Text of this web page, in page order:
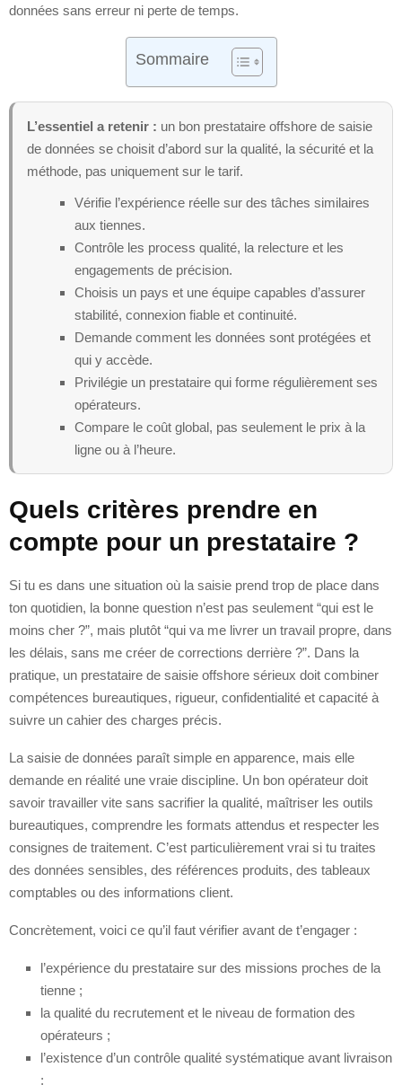
données sans erreur ni perte de temps.
Sommaire
L’essentiel a retenir : un bon prestataire offshore de saisie
de données se choisit d’abord sur la qualité, la sécurité et la
méthode, pas uniquement sur le tarif.
Vérifie l’expérience réelle sur des tâches similaires
aux tiennes.
Contrôle les process qualité, la relecture et les
engagements de précision.
Choisis un pays et une équipe capables d’assurer
stabilité, connexion fiable et continuité.
Demande comment les données sont protégées et
qui y accède.
Privilégie un prestataire qui forme régulièrement ses
opérateurs.
Compare le coût global, pas seulement le prix à la
ligne ou à l’heure.
Quels critères prendre en
compte pour un prestataire ?
Si tu es dans une situation où la saisie prend trop de place dans
ton quotidien, la bonne question n’est pas seulement “qui est le
moins cher ?”, mais plutôt “qui va me livrer un travail propre, dans
les délais, sans me créer de corrections derrière ?”. Dans la
pratique, un prestataire de saisie offshore sérieux doit combiner
compétences bureautiques, rigueur, confidentialité et capacité à
suivre un cahier des charges précis.
La saisie de données paraît simple en apparence, mais elle
demande en réalité une vraie discipline. Un bon opérateur doit
savoir travailler vite sans sacrifier la qualité, maîtriser les outils
bureautiques, comprendre les formats attendus et respecter les
consignes de traitement. C’est particulièrement vrai si tu traites
des données sensibles, des références produits, des tableaux
comptables ou des informations client.
Concrètement, voici ce qu’il faut vérifier avant de t’engager :
l’expérience du prestataire sur des missions proches de la
tienne ;
la qualité du recrutement et le niveau de formation des
opérateurs ;
l’existence d’un contrôle qualité systématique avant livraison
;